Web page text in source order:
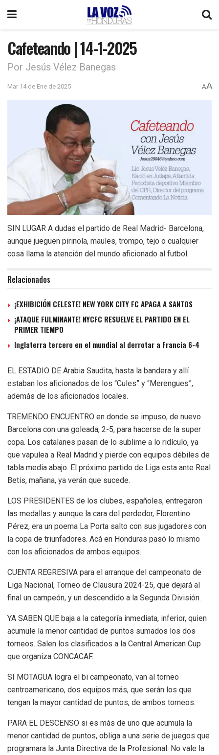
Cafeteando | 14-1-2025
Por Jesús Vélez Banegas
Mar 14 de Ene de 2025 AA
SIN LUGAR A dudas el partido de Real Madrid- Barcelona,
aunque jueguen pirinola, maules, trompo, tejo o cualquier
cosa llama la atención del mundo aficionado al futbol.
Relacionados
¡EXHIBICIÓN CELESTE! NEW YORK CITY FC APAGA A SANTOS
¡ATAQUE FULMINANTE! NYCFC RESUELVE EL PARTIDO EN EL
PRIMER TIEMPO
Inglaterra tercero en el mundial al derrotar a Francia 6-4
EL ESTADIO DE Arabia Saudita, hasta la bandera y allí
estaban los aficionados de los “Cules” y “Merengues”,
además de los aficionados locales.
TREMENDO ENCUENTRO en donde se impuso, de nuevo
Barcelona con una goleada, 2-5, para hacerse de la super
copa. Los catalanes pasan de lo sublime a lo ridículo, ya
que vapulea a Real Madrid y pierde con equipos débiles de
tabla media abajo. El próximo partido de Liga esta ante Real
Betis, mañana, ya verán que sucede.
LOS PRESIDENTES de los clubes, españoles, entregaron
las medallas y aunque la cara del perdedor, Florentino
Pérez, era un poema La Porta salto con sus jugadores con
la copa de triunfadores. Acá en Honduras pasó lo mismo
con los aficionados de ambos equipos.
CUENTA REGRESIVA para el arranque del campeonato de
Liga Nacional, Torneo de Clausura 2024-25, que dejará al
final un campeón, y un descendido a la Segunda División.
YA SABEN QUE baja a la categoría inmediata, inferior, quien
acumule la menor cantidad de puntos sumados los dos
torneos. Salen los clasificados a la Central American Cup
que organiza CONCACAF.
SI MOTAGUA logra el bi campeonato, van al torneo
centroamericano, dos equipos más, que serán los que
tengan la mayor cantidad de puntos, de ambos torneos.
PARA EL DESCENSO si es más de uno que acumula la
menor cantidad de puntos, obliga a una serie de juegos que
programara la Junta Directiva de la Profesional. No vale la